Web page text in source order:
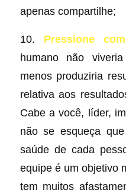
apenas compartilhe;
10. Pressione
humano não
menos produziria
relativa aos
Cabe a você, líder,
não se esqueça
saúde de cada
equipe é um objetivo
tem muitos